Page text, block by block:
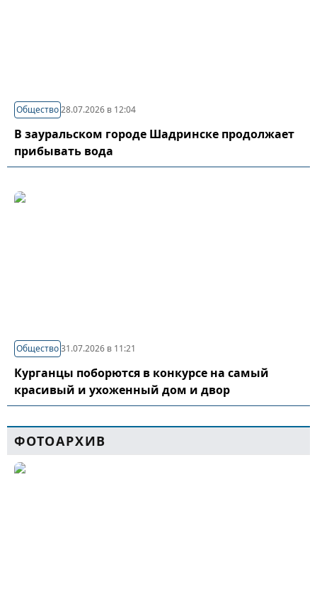
Общество28.07.2026 в 12:04
В зауральском городе Шадринске продолжает
прибывать вода
Общество31.07.2026 в 11:21
Курганцы поборются в конкурсе на самый
красивый и ухоженный дом и двор
ФОТОАРХИВ